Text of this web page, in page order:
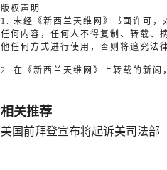
版权声明
1. 未经《新西兰天维网》书面许可
任何内容，任何人不得复制、转载、
他任何方式进行使用，否则将追究法
2. 在《新西兰天维网》上转载的新闻
相关推荐
美国前拜登宣布将起诉美司法部